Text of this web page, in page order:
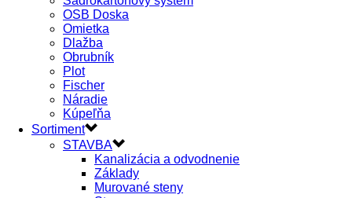
OSB Doska
Omietka
Dlažba
Obrubník
Plot
Fischer
Náradie
Kúpeľňa
Sortiment
STAVBA
Kanalizácia a odvodnenie
Základy
Murované steny